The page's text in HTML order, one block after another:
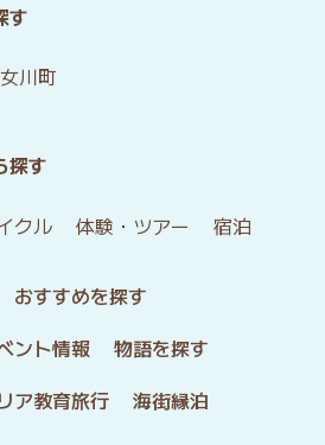
す
女川町
探す
クル 体験・ツアー 宿泊
おすすめを探す
ント情報
物語を探す
ア教育旅行
海街縁泊